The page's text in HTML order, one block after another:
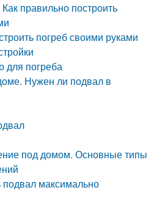
правильно построить
погреб своими руками
для погреба
Нужен ли подвал в
под домом. Основные типы
подвал максимально